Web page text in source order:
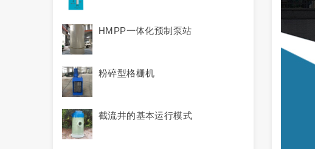
HMPP一体化预制泵站
粉碎型格栅机
截流井的基本运行模式